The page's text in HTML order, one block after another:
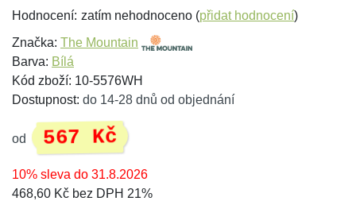
Hodnocení: zatím nehodnoceno (přidat hodnocení)
Značka: The Mountain
Barva: Bílá
Kód zboží: 10-5576WH
Dostupnost: do 14-28 dnů od objednání
od 567 Kč
10% sleva do 31.8.2026
468,60 Kč bez DPH 21%